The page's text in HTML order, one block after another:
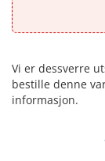
Vi er dessverre
bestille denne
informasjon.